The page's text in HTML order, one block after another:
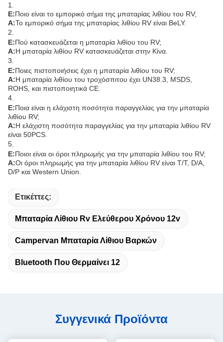
1.
Ε:Ποιο είναι το εμπορικό σήμα της μπαταρίας λιθίου του RV;
Α:Το εμπορικό σήμα της μπαταρίας λιθίου RV είναι BeLY.
2.
Ε:Πού κατασκευάζεται η μπαταρία λιθίου του RV;
Α:Η μπαταρία λιθίου RV κατασκευάζεται στην Κίνα.
3.
Ε:Ποιες πιστοποιήσεις έχει η μπαταρία λιθίου του RV;
Α:Η μπαταρία λιθίου του τροχόσπιτου έχει UN38.3, MSDS,
ROHS, και πιστοποιητικά CE.
4.
Ε:Ποια είναι η ελάχιστη ποσότητα παραγγελίας για την μπαταρία
λιθίου RV;
Α:Η ελάχιστη ποσότητα παραγγελίας για την μπαταρία λιθίου RV
είναι 50PCS.
5.
Ε:Ποιοι είναι οι όροι πληρωμής για την μπαταρία λιθίου του RV;
Α:Οι όροι πληρωμής για την μπαταρία λιθίου RV είναι T/T, D/A,
D/P και Western Union.
Ετικέττες:
Μπαταρία Λίθιου Rv Ελεύθερου Χρόνου 12v
Campervan Μπαταρία Λίθιου Βαρκών
Bluetooth Που Θερμαίνει 12
Συγγενικά Προϊόντα